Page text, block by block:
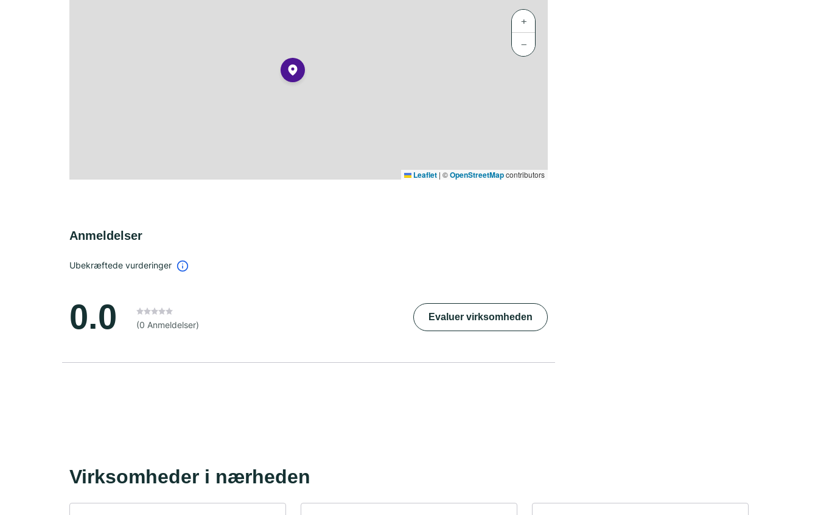
+
−
Leaflet | ©OpenStreetMapcontributors
Anmeldelser
Ubekræftede vurderinger
0.0 (0 Anmeldelser)
Evaluer virksomheden
Virksomheder i nærheden